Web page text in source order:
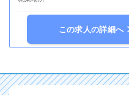
この求人の詳細へ